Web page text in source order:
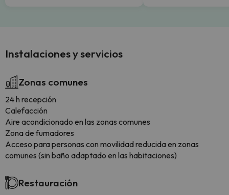
Instalaciones y servicios
Zonas comunes
24 h recepción
Calefacción
Aire acondicionado en las zonas comunes
Zona de fumadores
Acceso para personas con movilidad reducida en zonas
comunes (sin baño adaptado en las habitaciones)
Restauración